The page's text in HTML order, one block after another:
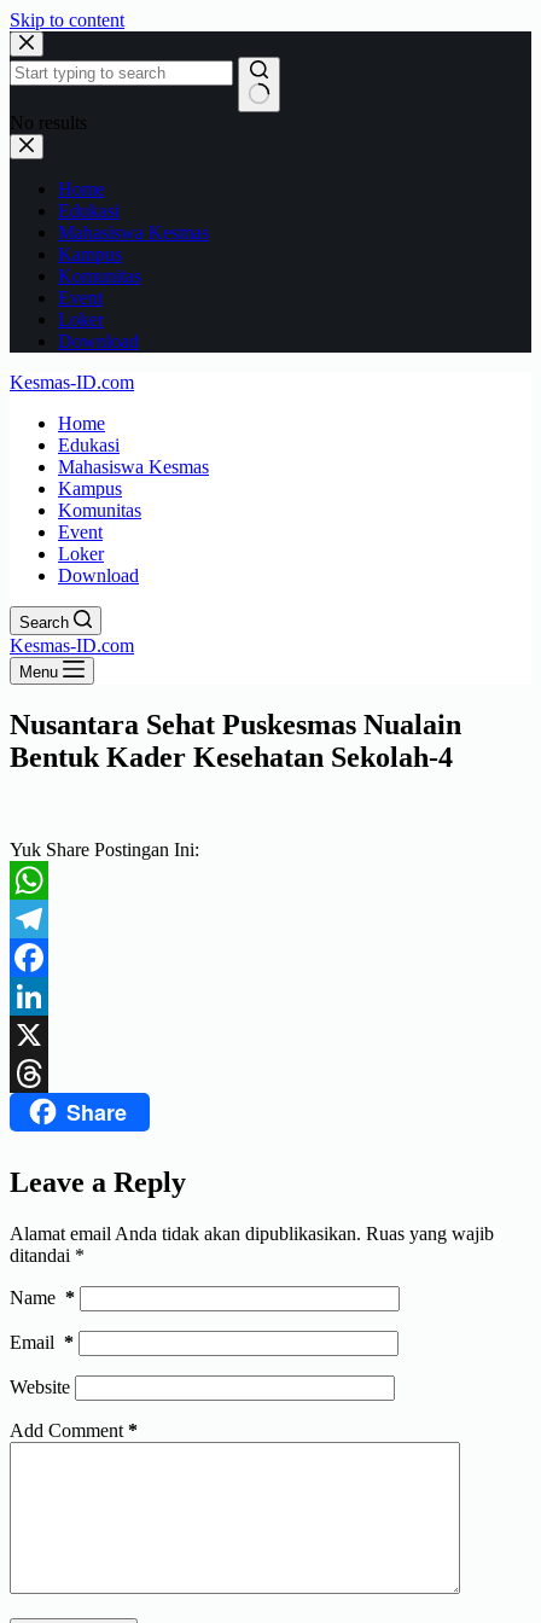
Skip to content
No results
Home
Edukasi
Mahasiswa Kesmas
Kampus
Komunitas
Event
Loker
Download
Kesmas-ID.com
Home
Edukasi
Mahasiswa Kesmas
Kampus
Komunitas
Event
Loker
Download
Search
Kesmas-ID.com
Menu
Nusantara Sehat Puskesmas Nualain
Bentuk Kader Kesehatan Sekolah-4
Yuk Share Postingan Ini:
WhatsApp
Telegram
Facebook
LinkedIn
X
ThreadsShare
Leave a Reply
Alamat email Anda tidak akan dipublikasikan. Ruas yang wajib
ditandai *
Name *
Email *
Website
Add Comment *